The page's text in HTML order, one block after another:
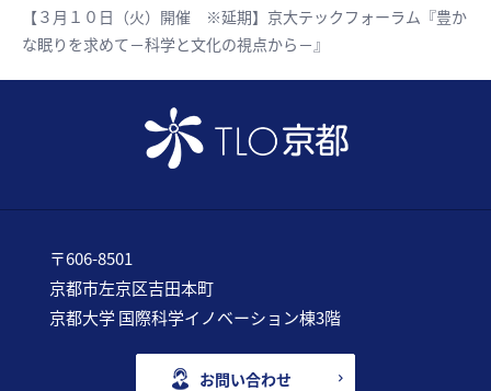
【３月１０日（火）開催 ※延期】京大テックフォーラム『豊か
な眠りを求めて－科学と文化の視点から－』
〒606-8501
京都市左京区吉田本町
京都大学 国際科学イノベーション棟3階
お問い合わせ